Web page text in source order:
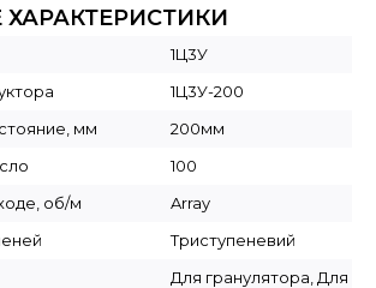
1Ц3У
1Ц3У-200
мм
200мм
100
об/м
Array
Триступеневий
Для гранулятора, Для